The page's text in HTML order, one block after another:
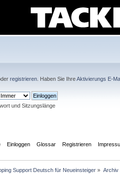
registrieren. Haben Sie IhreAktivierungs E-
und Sitzungslänge
Einloggen Glossar Registrieren
Support Deutsch für Neueinsteiger » Archiv